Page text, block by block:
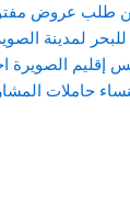
طلب عروض
لمدينة
الصويرة
حاملات